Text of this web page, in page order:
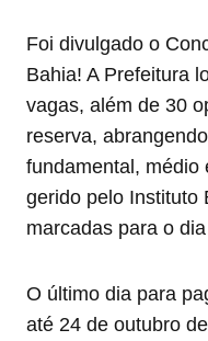
Foi divulgado o
Bahia! A Prefeitura
vagas, além de 30
reserva,
fundamental, médio
gerido pelo Instituto
marcadas para o
O último dia para
até 24 de outubro